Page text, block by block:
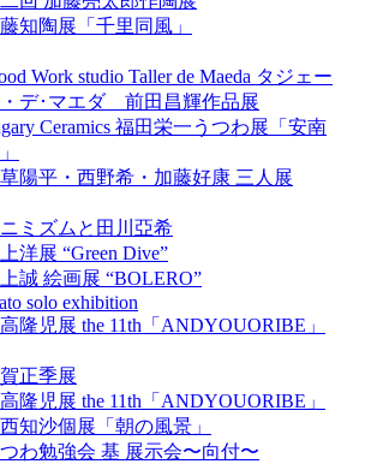
知陶展「千里同風」
Work studio Taller de Maeda タジェー
デ･マエダ 前田昌輝作品展
Ceramics 福田栄一うつわ展「安南
陽平・西野希・加藤好康 三人展
ミズムと田川亞希
洋展 “Green Dive”
誠 絵画展 “BOLERO”
solo exhibition
隆児展 the 11th「ANDYOUORIBE」
正季展
隆児展 the 11th「ANDYOUORIBE」
知沙個展「朝の風景」
わ勉強会 基 展示会〜向付〜